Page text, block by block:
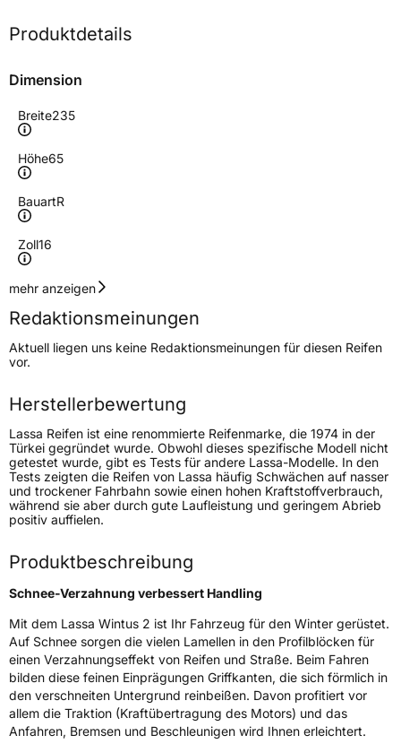
Produktdetails
Dimension
Breite235
Höhe65
BauartR
Zoll16
Geschwindigkeitsindex
Höchstgeschwindigkeit
170 km/h
Lastindex115/113
Höchstlast1215/1150 kg
Generelle Merkmale
FahrzeugtypTransporter
VerwendungWinterreifen
FahrzeugartTransporter
Weitere Eigenschaften
SchlauchtypTL
ZustandNeureifen
mehr anzeigen
Redaktionsmeinungen
Aktuell liegen uns keine Redaktionsmeinungen für diesen Reifen
vor.
Herstellerbewertung
Lassa Reifen ist eine renommierte Reifenmarke, die 1974 in der
Türkei gegründet wurde. Obwohl dieses spezifische Modell nicht
getestet wurde, gibt es Tests für andere Lassa-Modelle. In den
Tests zeigten die Reifen von Lassa häufig Schwächen auf nasser
und trockener Fahrbahn sowie einen hohen Kraftstoffverbrauch,
während sie aber durch gute Laufleistung und geringem Abrieb
positiv auffielen.
Produktbeschreibung
Schnee-Verzahnung verbessert Handling
Mit dem Lassa Wintus 2 ist Ihr Fahrzeug für den Winter gerüstet.
Auf Schnee sorgen die vielen Lamellen in den Profilblöcken für
einen Verzahnungseffekt von Reifen und Straße. Beim Fahren
bilden diese feinen Einprägungen Griffkanten, die sich förmlich in
den verschneiten Untergrund reinbeißen. Davon profitiert vor
allem die Traktion (Kraftübertragung des Motors) und das
Anfahren, Bremsen und Beschleunigen wird Ihnen erleichtert.